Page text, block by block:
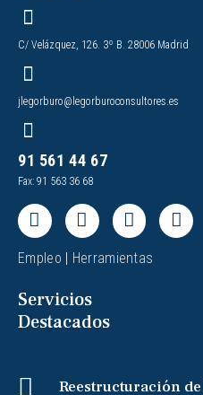
C/ Velázquez, 126. 3º B. 28006 Madrid
jlegorburo@legorburoconsultores.es
91 561 44 67
Fax: 91 563 36 68
Empleo | Herramientas
Servicios
Destacados
Reestructuración